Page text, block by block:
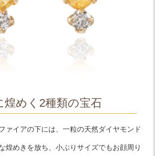
煌めく2種類の宝石
ァイアの下には、一粒の天然ダイヤモンド
煌めきを放ち、小ぶりサイズでもお顔周り